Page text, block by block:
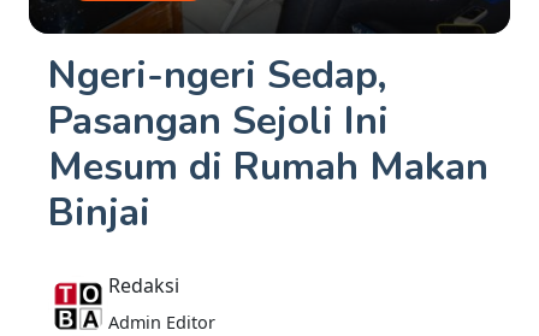
Ngeri-ngeri Sedap,
Pasangan Sejoli Ini
Mesum di Rumah Makan
Binjai
Redaksi
Admin Editor